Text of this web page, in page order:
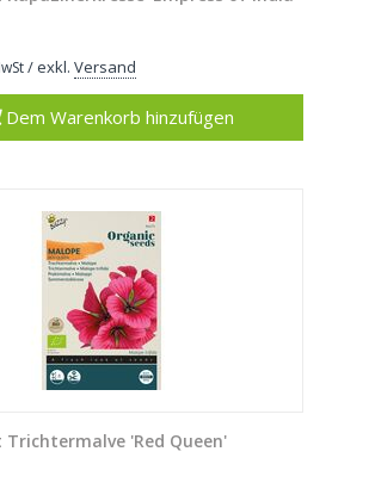
/ exkl. Versand
Dem Warenkorb hinzufügen
'Red Queen'